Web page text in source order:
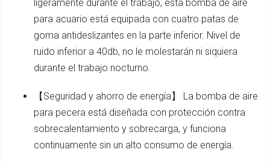
ligeramente durante el trabajo, esta bomba de aire
para acuario está equipada con cuatro patas de
goma antideslizantes en la parte inferior. Nivel de
ruido inferior a 40db, no le molestarán ni siquiera
durante el trabajo nocturno.
【Seguridad y ahorro de energía】 La bomba de aire
para pecera está diseñada con protección contra
sobrecalentamiento y sobrecarga, y funciona
continuamente sin un alto consumo de energía.